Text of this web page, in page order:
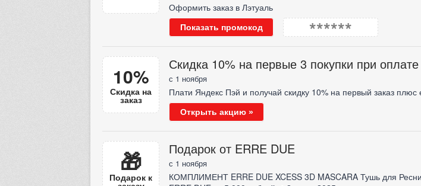
Оформить заказ в Лэтуаль
Показать промокод
******
10%
Скидка на
заказ
Скидка 10% на первые 3 покупки при
с 1 ноября
Плати Яндекс Пэй и получай скидку 10% на первый заказ
Открыть акцию »
🎁
Подарок к
Подарок от ERRE DUE
с 1 ноября
КОМПЛИМЕНТ ERRE DUE XCESS 3D MASCARA Тушь для